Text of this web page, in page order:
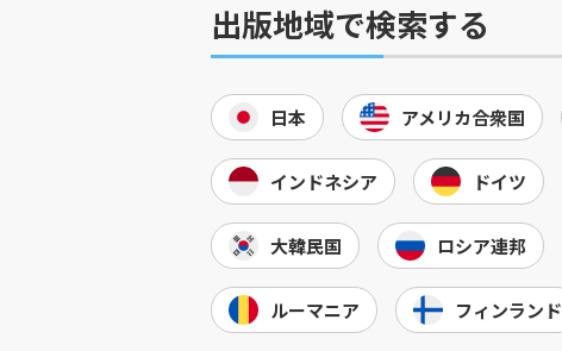
出版地域で検索する
日本 アメリカ合衆国
インドネシア ドイツ
大韓民国 ロシア連邦
ルーマニア フィンランド